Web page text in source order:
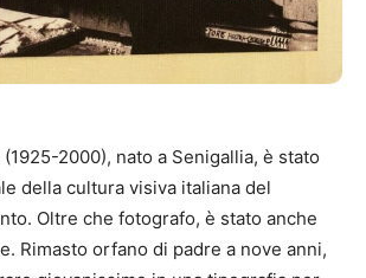
2000), nato a Senigallia, è stato
della cultura visiva italiana del
Oltre che fotografo, è stato anche
Rimasto orfano di padre a nove anni,